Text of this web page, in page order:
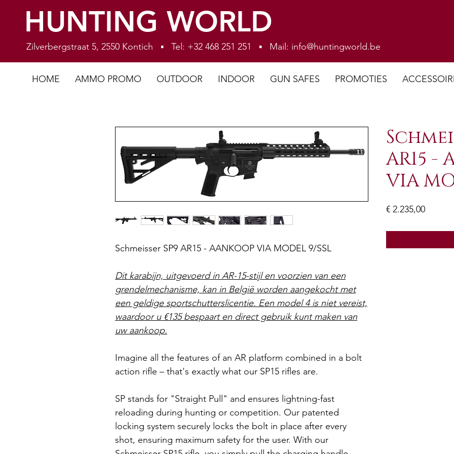
Zilverbergstraat 5, 2550 Kontich ▪ Tel: +32 468 251 251 ▪ Mail: info@huntingworld.be
HUNTING WORLD
HOME AMMO PROMO OUTDOOR INDOOR GUN SAFES PROMOTIES
Schmeisser SP9 AR15 - AANKOOP VIA MODEL 9/SSL
Dit karabijn, uitgevoerd in AR-15-stijl en voorzien van een
grendelmechanisme, kan in België worden aangekocht met
een geldige sportschutterslicentie. Een model 4 is niet vereist,
waardoor u €135 bespaart en direct gebruik kunt maken van
uw aankoop.
Imagine all the features of an AR platform combined in a bolt
action rifle – that's exactly what our SP15 rifles are.
SP stands for "Straight Pull" and ensures lightning-fast
reloading during hunting or competition. Our patented
locking system securely locks the bolt in place after every
shot, ensuring maximum safety for the user. With our
AR15 -
VIA
€ 2.235,00Prijs